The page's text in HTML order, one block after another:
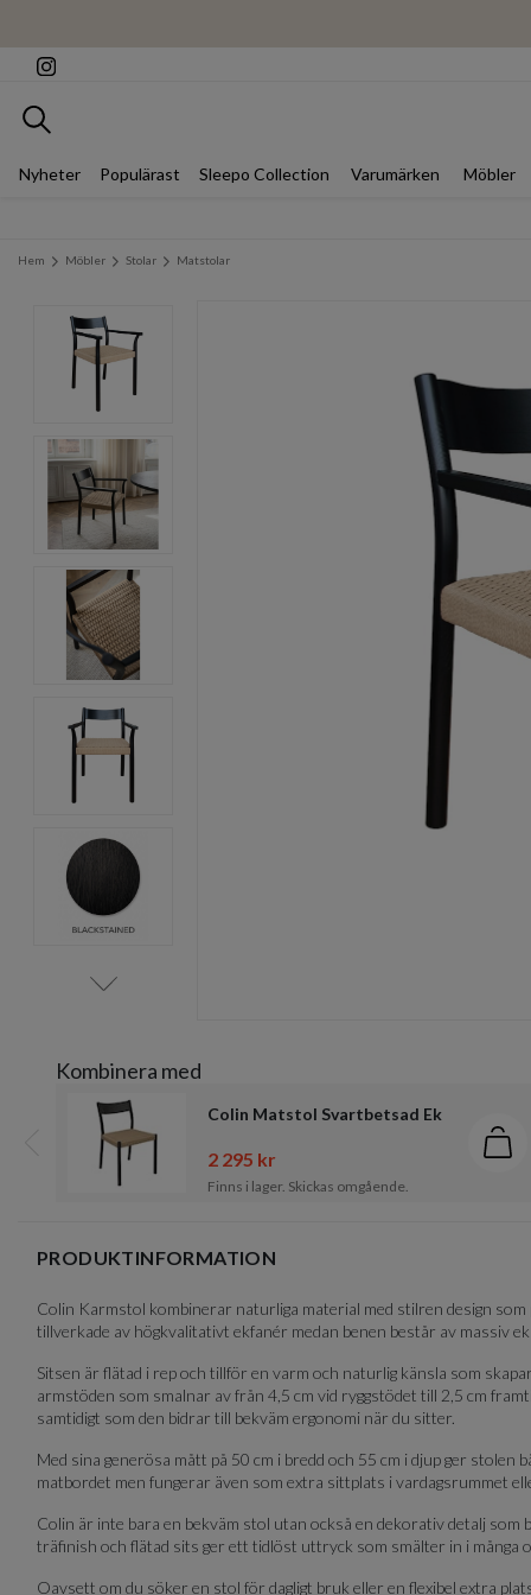
Sök
Nyheter Populärast Sleepo Collection Varumärken Möbler
Hem Möbler Stolar Matstolar
Item
of
Kombinera med
Colin Matstol Svartbetsad Ek
2 295 kr
Finns i lager. Skickas omgående.
Föregående
of
PRODUKTINFORMATION
Colin Karmstol kombinerar naturliga material med stilren design
tillverkade av högkvalitativt ekfanér medan benen består av massiv
Sitsen är flätad i rep och tillför en varm och naturlig känsla som
armstöden som smalnar av från 4,5 cm vid ryggstödet till 2,5 cm
samtidigt som den bidrar till bekväm ergonomi när du sitter.
Med sina generösa mått på 50 cm i bredd och 55 cm i djup ger
matbordet men fungerar även som extra sittplats i vardagsrummet
Colin är inte bara en bekväm stol utan också en dekorativ detalj
träfinish och flätad sits ger ett tidlöst uttryck som smälter in i många
Oavsett om du söker en stol för dagligt bruk eller en flexibel extra